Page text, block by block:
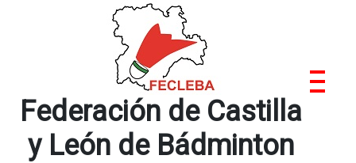
Federación de Castilla
y León de Bádminton